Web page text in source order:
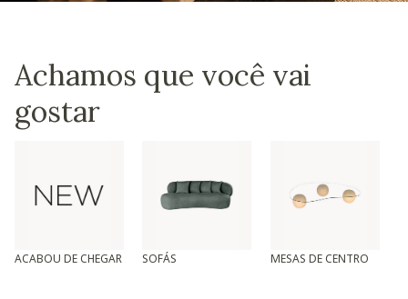
Achamos que você vai
gostar
ACABOU DE CHEGAR SOFÁS MESAS DE CENTRO